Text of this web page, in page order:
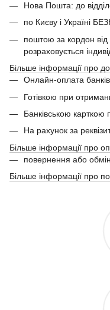
Нова Пошта: до
по Києву і Україні
поштою за кордон від
розраховується
Більше інформації про
Онлайн-оплата
Готівкою при
Банківською карткою
На рахунок за
Більше інформації про
повернення або
Більше інформації про